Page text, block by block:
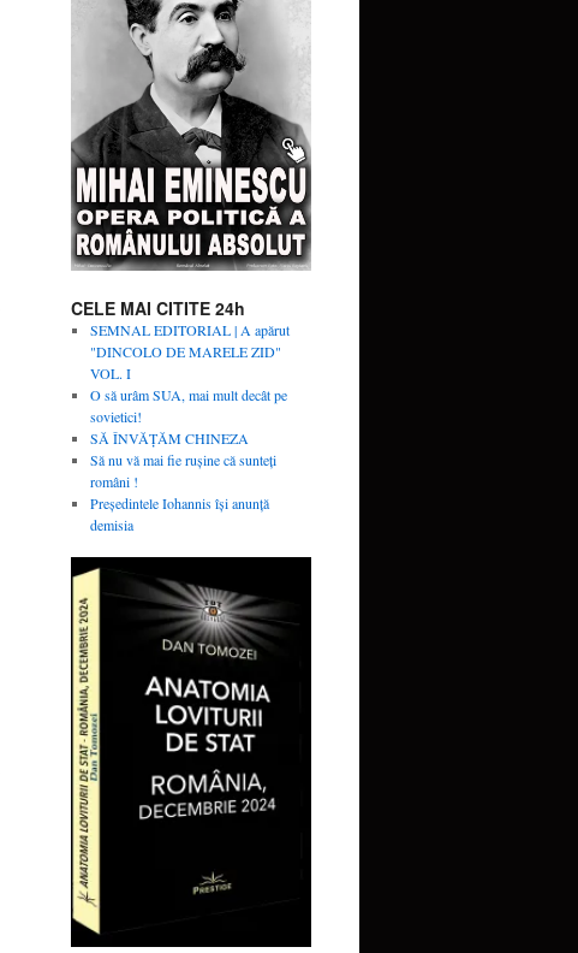
CELE MAI CITITE 24h
SEMNAL EDITORIAL | A apărut
"DINCOLO DE MARELE ZID"
VOL. I
O să urâm SUA, mai mult decât pe
sovietici!
SĂ ÎNVĂŢĂM CHINEZA
Să nu vă mai fie rușine că sunteți
români !
Președintele Iohannis își anunță
demisia